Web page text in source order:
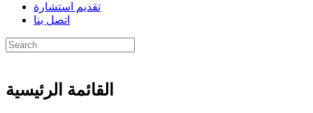
تقديم استشارة
اتصل بنا
القائمة الرئيسية